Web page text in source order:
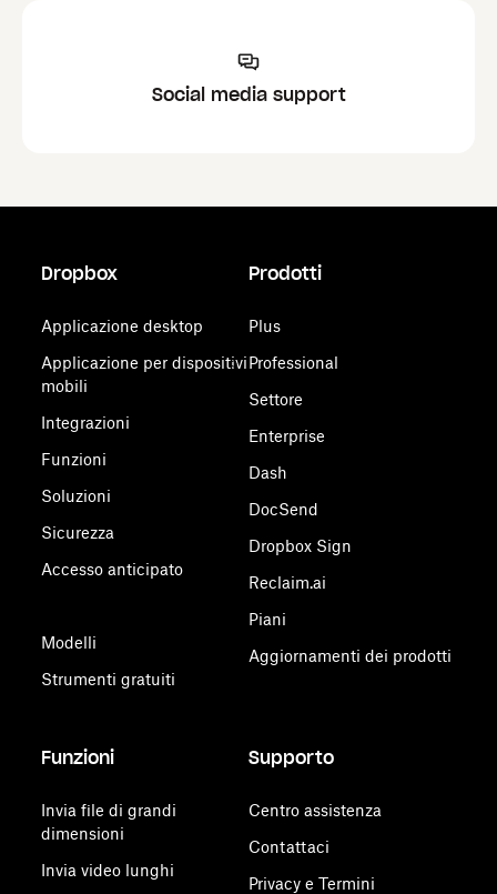
Social media support
Dropbox
Applicazione desktop
Applicazione per dispositivi
mobili
Integrazioni
Funzioni
Soluzioni
Sicurezza
Accesso anticipato
Modelli
Strumenti gratuiti
Prodotti
Plus
Professional
Settore
Enterprise
Dash
DocSend
Dropbox Sign
Reclaim.ai
Piani
Aggiornamenti dei prodotti
Funzioni
Invia file di grandi
dimensioni
Invia video lunghi
Supporto
Centro assistenza
Contattaci
Privacy e Termini